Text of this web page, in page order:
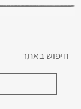
חיפוש באתר